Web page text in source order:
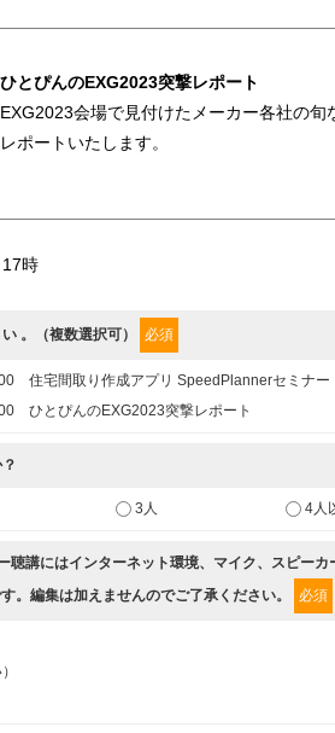
ひとぴんのEXG2023突撃レポート
EXG2023会場で見付けたメーカー各社の旬
レポートいたします。
時
。（複数選択可） 必須
住宅間取り作成アプリ SpeedPlannerセミナー
ひとぴんのEXG2023突撃レポート
3人 4人
聴講にはインターネット環境、マイク、スピー
。編集は加えませんのでご了承ください。
必須